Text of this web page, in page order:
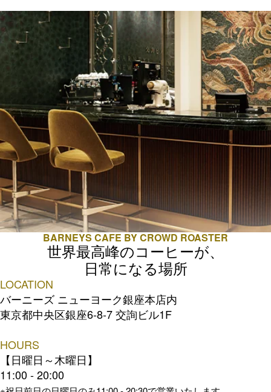
BARNEYS CAFE BY CROWD ROASTER
世界最高峰のコーヒーが、
日常になる場所
LOCATION
バーニーズ ニューヨーク銀座本店内
東京都中央区銀座6-8-7 交詢ビル1F
HOURS
【日曜日～木曜日】
11:00 - 20:00